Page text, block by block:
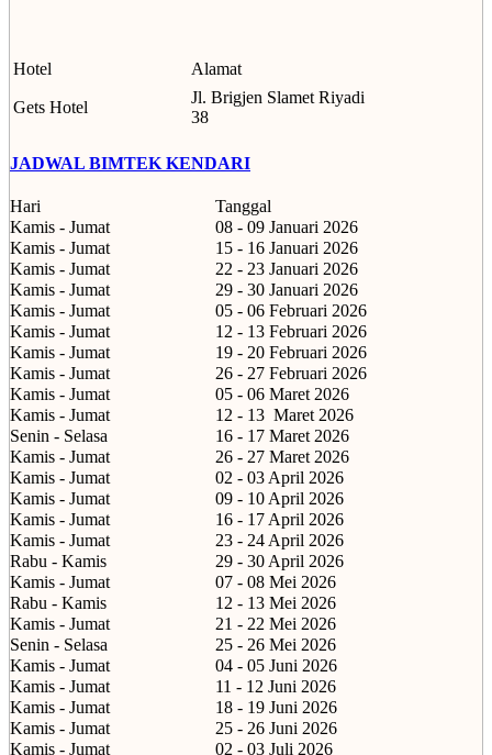
Hotel Alamat
Gets Hotel
Jl. Brigjen Slamet Riyadi
38
JADWAL BIMTEK KENDARI
Hari
Tanggal
Kamis - Jumat
08 - 09 Januari 2026
Kamis - Jumat
15 - 16 Januari 2026
Kamis - Jumat
22 - 23 Januari 2026
Kamis - Jumat
29 - 30 Januari 2026
Kamis - Jumat
05 - 06 Februari 2026
Kamis - Jumat
12 - 13 Februari 2026
Kamis - Jumat
19 - 20 Februari 2026
Kamis - Jumat
26 - 27 Februari 2026
Kamis - Jumat
05 - 06 Maret 2026
Kamis - Jumat
12 - 13 Maret 2026
Senin - Selasa
16 - 17 Maret 2026
Kamis - Jumat
26 - 27 Maret 2026
Kamis - Jumat
02 - 03 April 2026
Kamis - Jumat
09 - 10 April 2026
Kamis - Jumat
16 - 17 April 2026
Kamis - Jumat
23 - 24 April 2026
Rabu - Kamis
29 - 30 April 2026
Kamis - Jumat
07 - 08 Mei 2026
Rabu - Kamis
12 - 13 Mei 2026
Kamis - Jumat
21 - 22 Mei 2026
Senin - Selasa
25 - 26 Mei 2026
Kamis - Jumat
04 - 05 Juni 2026
Kamis - Jumat
11 - 12 Juni 2026
Kamis - Jumat
18 - 19 Juni 2026
Kamis - Jumat
25 - 26 Juni 2026
Kamis - Jumat
02 - 03 Juli 2026